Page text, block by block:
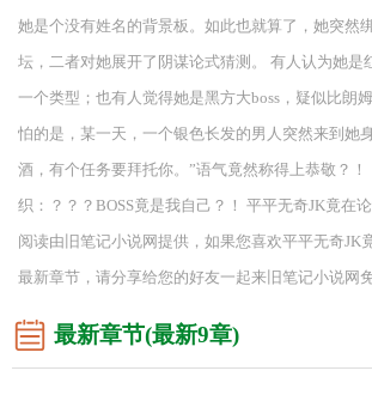
她是个没有姓名的背景板。如此也就算了，她突然
坛，二者对她展开了阴谋论式猜测。 有人认为她是
一个类型；也有人觉得她是黑方大boss，疑似比朗
怕的是，某一天，一个银色长发的男人突然来到她
酒，有个任务要拜托你。”语气竟然称得上恭敬？！
织：？？？BOSS竟是我自己？！ 平平无奇JK竟在
阅读由旧笔记小说网提供，如果您喜欢平平无奇JK
最新章节，请分享给您的好友一起来旧笔记小说网
最新章节(最新9章)